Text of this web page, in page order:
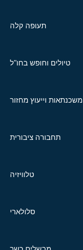
תעופה קלה
טיולים וחופש בחו"ל
משכנתאות וייעוץ מחזור
תחבורה ציבורית
טלוויזיה
סלולארי